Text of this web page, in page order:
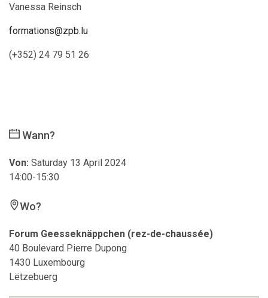
Vanessa Reinsch
formations@zpb.lu
(+352) 24 79 51 26
Wann?
Von: Saturday 13 April 2024
14:00-15:30
Wo?
Forum Geesseknäppchen (rez-de-chaussée)
40 Boulevard Pierre Dupong
1430 Luxembourg
Lëtzebuerg